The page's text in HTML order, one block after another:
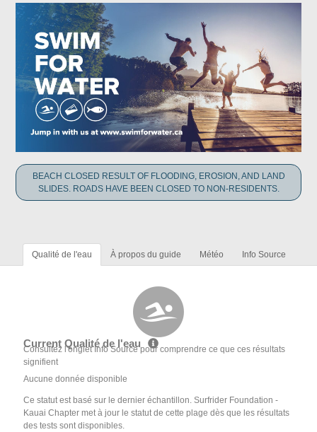
BEACH CLOSED RESULT OF FLOODING, EROSION, AND LAND
SLIDES. ROADS HAVE BEEN CLOSED TO NON-RESIDENTS.
Qualité de l'eau À propos du guide Météo Info Source
Current Qualité de l'eau
Consultez l'onglet Info Source pour comprendre ce que ces résultats
signifient
Aucune donnée disponible
Ce statut est basé sur le dernier échantillon. Surfrider Foundation -
Kauai Chapter met à jour le statut de cette plage dès que les résultats
des tests sont disponibles.